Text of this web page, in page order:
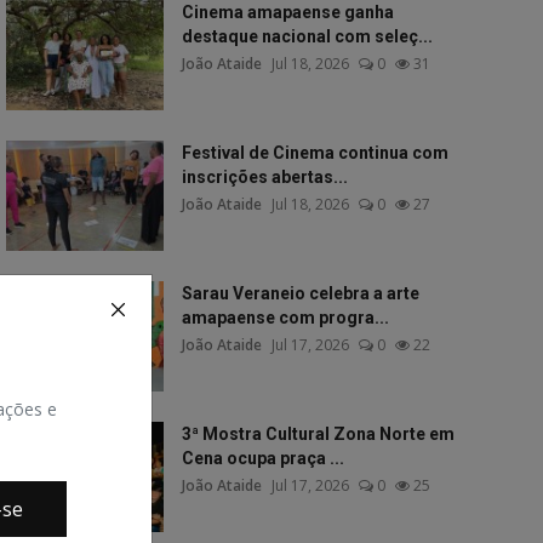
e
Cinema amapaense ganha
destaque nacional com seleç...
João Ataide Jul 18, 2026 0 31
Festival de Cinema continua com
inscrições abertas...
João Ataide Jul 18, 2026 0 27
Sarau Veraneio celebra a arte
amapaense com progra...
João Ataide Jul 17, 2026 0 22
3ª Mostra Cultural Zona Norte em
Cena ocupa praça ...
João Ataide Jul 17, 2026 0 25